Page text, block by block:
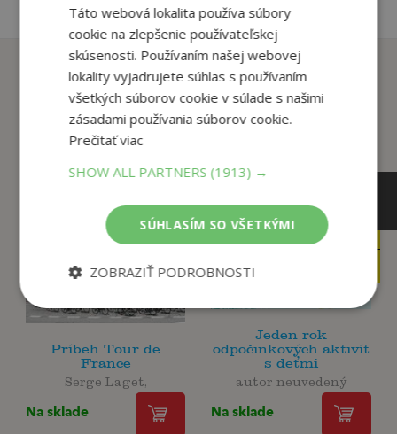
Zákazníci, ktorí si kúpili
tento titul si tiež kúpili
16,95
7,95€
Príbeh Tour de
France
Serge Laget,
Na sklade
14
Jeden rok
odpočinkových aktivít
s deťmi
autor neuvedený
Na sklade
Táto webová lokalita používa súbory
cookie na zlepšenie používateľskej
skúsenosti. Používaním našej webovej
lokality vyjadrujete súhlas s používaním
všetkých súborov cookie v súlade s našimi
zásadami používania súborov cookie.
Prečítať viac
SHOW ALL PARTNERS (1913) →
SÚHLASÍM SO VŠETKÝMI
ZOBRAZIŤ PODROBNOSTI